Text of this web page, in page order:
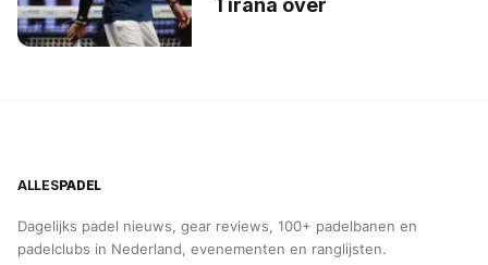
Tirana over
ALLESPADEL
Dagelijks padel nieuws, gear reviews, 100+ padelbanen en
padelclubs in Nederland, evenementen en ranglijsten.